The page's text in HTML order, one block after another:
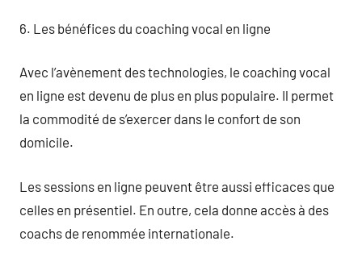
6. Les bénéfices du coaching vocal en ligne
Avec l’avènement des technologies, le coaching vocal
en ligne est devenu de plus en plus populaire. Il permet
la commodité de s’exercer dans le confort de son
domicile.
Les sessions en ligne peuvent être aussi efficaces que
celles en présentiel. En outre, cela donne accès à des
coachs de renommée internationale.